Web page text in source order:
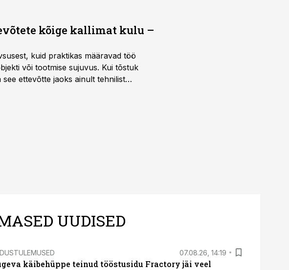
kõige kallimat kulu –
kuid praktikas määravad töö
või tootmise sujuvus. Kui tõstuk
ettevõtte jaoks ainult tehnilist
UUDISED
07.08.26, 14:19
käibehüppe teinud tööstusidu Fractory jäi veel